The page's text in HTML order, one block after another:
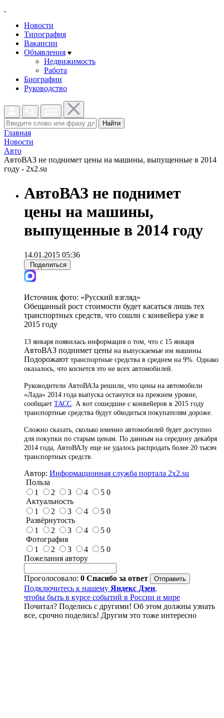
Новости
Типография
Вакансии
Объявления
Недвижимость
Работа
Биографии
Руководство
Найти
Главная
Новости
Авто
АвтоВАЗ не поднимет цены на машины, выпущенные в 2014
году - 2x2.su
АвтоВАЗ не поднимет
цены на машины,
выпущенные в 2014 году
14.01.2015 05:36
Поделиться
Источник фото: «Русский взгляд»
Обещанный рост стоимости будет касаться лишь тех
транспортных средств, что сошли с конвейера уже в
2015 году
13 января появилась информация о том, что с 15 января
АвтоВАЗ поднимет цены на выпускаемые им машины.
Подорожают транспортные средства в среднем на 9%. Однако
оказалось, что коснется это не всех автомобилей.
Руководители АвтоВАЗа решили, что цены на автомобили
«Лада» 2014 года выпуска останутся на прежнем уровне,
сообщает ТАСС . А вот сошедшие с конвейеров в 2015 году
транспортные средства будут обходиться покупателям дороже.
Сложно сказать, сколько именно автомобилей будет доступно
для покупки по старым ценам. По данным на середину декабря
2014 года, АвтоВАЗу еще не удалось распродать более 20 тысяч
транспортных средств.
Автор: Информационная служба портала 2x2.su
Польза
1
2 3 4 5 0
Актуальность
1
2 3 4 5 0
Развёрнутость
1
2 3 4 5 0
Фотография
1
2 3 4 5 0
Пожелания автору
Проголосовало: 0 Спасибо за ответ
Подключитесь к нашему Яндекс Дзен,
чтобы быть в курсе событий в России и мире
Почитал? Поделись с другими! Об этом должны узнать
все, срочно поделись! Другим это тоже интересно